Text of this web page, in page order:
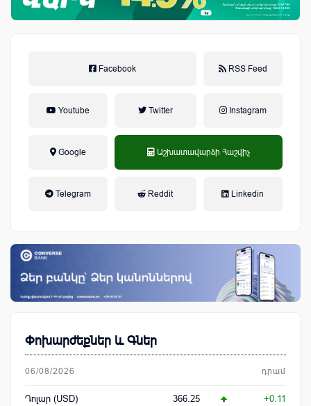
Facebook RSS Feed
Youtube Twitter Instagram
Google Աշխատավարձի Հաշվիչ
Telegram Reddit Linkedin
Փոխարժեքներ և Գներ
06/08/2026 դրամ
Դոլար (USD) 366.25 +0.11